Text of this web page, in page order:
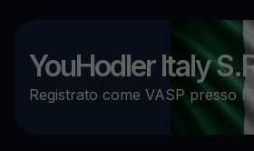
YouHodler Italy
Registrato come VASP presso